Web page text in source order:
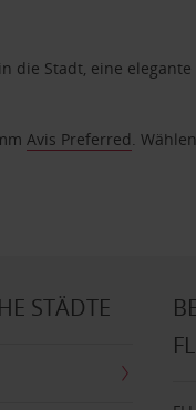
Stadt, eine
Avis Preferred.
STÄDTE